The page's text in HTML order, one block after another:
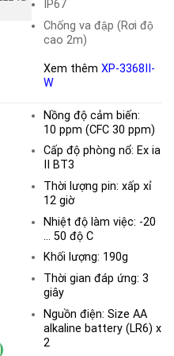
IP67
Chống va đập (Rơi độ
cao 2m)
Xem thêm XP-3368II-
W
Nồng độ cảm biến:
10ppm (CFC 30 ppm)
Cấp độ phòng nổ: Ex ia
II BT3
Thời lượng pin: xấp xỉ
12 giờ
Nhiệt độ làm việc: -20
… 50 độ C
Khối lượng: 190g
Thời gian đáp ứng: 3
giây
Nguồn điện: Size AA
alkaline battery (LR6) x
2